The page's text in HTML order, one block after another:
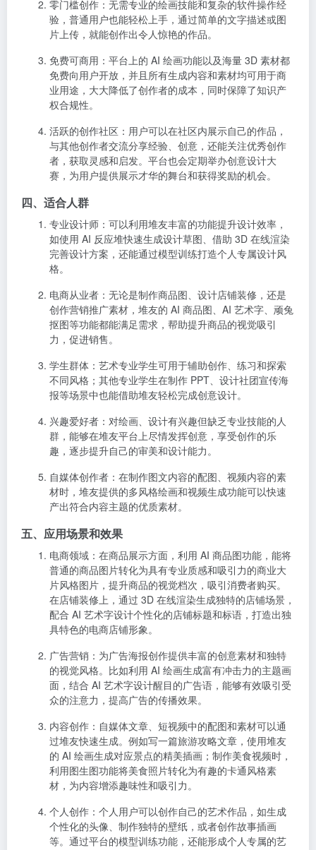
零门槛创作 ：无需专业的绘画技能和复杂的软件操作经
验，普通用户也能轻松上手，通过简单的文字描述或图
片上传，就能创作出令人惊艳的作品。
免费可商用 ：平台上的 AI 绘画功能以及海量 3D 素材都
免费向用户开放，并且所有生成内容和素材均可用于商
业用途，大大降低了创作者的成本，同时保障了知识产
权合规性。
活跃的创作社区 ：用户可以在社区内展示自己的作品，
与其他创作者交流分享经验、创意，还能关注优秀创作
者，获取灵感和启发。平台也会定期举办创意设计大
赛，为用户提供展示才华的舞台和获得奖励的机会。
四、适合人群
专业设计师 ：可以利用堆友丰富的功能提升设计效率，
如使用 AI 反应堆快速生成设计草图、借助 3D 在线渲染
完善设计方案，还能通过模型训练打造个人专属设计风
格。
电商从业者 ：无论是制作商品图、设计店铺装修，还是
创作营销推广素材，堆友的 AI 商品图、AI 艺术字、顽兔
抠图等功能都能满足需求，帮助提升商品的视觉吸引
力，促进销售。
学生群体 ：艺术专业学生可用于辅助创作、练习和探索
不同风格；其他专业学生在制作 PPT、设计社团宣传海
报等场景中也能借助堆友轻松完成创意设计。
兴趣爱好者 ：对绘画、设计有兴趣但缺乏专业技能的人
群，能够在堆友平台上尽情发挥创意，享受创作的乐
趣，逐步提升自己的审美和设计能力。
自媒体创作者 ：在制作图文内容的配图、视频内容的素
材时，堆友提供的多风格绘画和视频生成功能可以快速
产出符合内容主题的优质素材。
五、应用场景和效果
电商领域 ：在商品展示方面，利用 AI 商品图功能，能将
普通的商品图片转化为具有专业质感和吸引力的商业大
片风格图片，提升商品的视觉档次，吸引消费者购买。
在店铺装修上，通过 3D 在线渲染生成独特的店铺场景，
配合 AI 艺术字设计个性化的店铺标题和标语，打造出独
具特色的电商店铺形象。
广告营销 ：为广告海报创作提供丰富的创意素材和独特
的视觉风格。比如利用 AI 绘画生成富有冲击力的主题画
面，结合 AI 艺术字设计醒目的广告语，能够有效吸引受
众的注意力，提高广告的传播效果。
内容创作 ：自媒体文章、短视频中的配图和素材可以通
过堆友快速生成。例如写一篇旅游攻略文章，使用堆友
的 AI 绘画生成对应景点的精美插画；制作美食视频时，
利用图生图功能将美食照片转化为有趣的卡通风格素
材，为内容增添趣味性和吸引力。
个人创作 ：个人用户可以创作自己的艺术作品，如生成
个性化的头像、制作独特的壁纸，或者创作故事插画
等。通过平台的模型训练功能，还能形成个人专属的艺